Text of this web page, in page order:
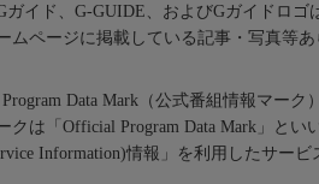
ガイド、G-GUIDE、およびGガイドロゴ
ムページに掲載している記事・写真等
Data Mark（公式番組情報マーク）
クは「Official Program Data Mark」とい
Information)情報」を利用したサー